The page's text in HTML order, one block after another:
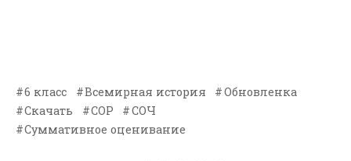
6 класс Всемирная история
Обновленка
Скачать
СОР
СОЧ
Суммативное оценивание